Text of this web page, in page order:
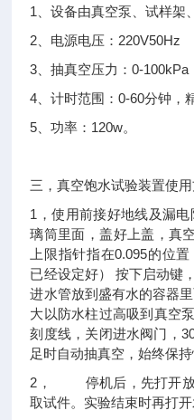
1 、设备由真空泵、试样架
2 、电源电压： 220V50Hz
3 、抽真空压力：0-100kPa
4 、计时范围：0-60分钟，
5 、功率： 120w。
三，真空饱水试验装置使用
1 ，使用前接好地线及漏电
璃筒里面，盖好上盖，真
上限指针指在0.095的位置
已经设定好）
按下启动键
进水管放到盛有水的容器
大以防水柱过高吸到真空
刻度线，关闭进水阀门，
足时自动抽真空，始终保持
2 ，
停机后，先打开
取试件。实验结束时再打开